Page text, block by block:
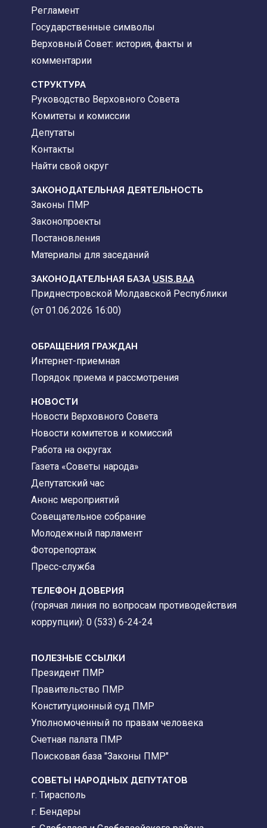
Регламент
Государственные символы
Верховный Совет: история, факты и
комментарии
CТРУКТУРА
Руководство Верховного Совета
Комитеты и комиссии
Депутаты
Контакты
Найти свой округ
ЗАКОНОДАТЕЛЬНАЯ ДЕЯТЕЛЬНОСТЬ
Законы ПМР
Законопроекты
Постановления
Материалы для заседаний
ЗАКОНОДАТЕЛЬНАЯ БАЗА USIS.BAA
Приднестровской Молдавской Республики
(от 01.06.2026 16:00)
ОБРАЩЕНИЯ ГРАЖДАН
Интернет-приемная
Порядок приема и рассмотрения
НОВОСТИ
Новости Верховного Совета
Новости комитетов и комиссий
Работа на округах
Газета «Советы народа»
Депутатский час
Анонс мероприятий
Совещательное собрание
Молодежный парламент
Фоторепортаж
Пресс-служба
ТЕЛЕФОН ДОВЕРИЯ
(горячая линия по вопросам противодействия
коррупции): 0 (533) 6-24-24
ПОЛЕЗНЫЕ ССЫЛКИ
Президент ПМР
Правительство ПМР
Конституционный суд ПМР
Уполномоченный по правам человека
Счетная палата ПМР
Поисковая база "Законы ПМР"
СОВЕТЫ НАРОДНЫХ ДЕПУТАТОВ
г. Тирасполь
г. Бендеры